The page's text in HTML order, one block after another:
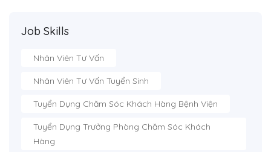
Job Skills
Nhân Viên Tư Vấn
Nhân Viên Tư Vấn Tuyển Sinh
Tuyển Dụng Chăm Sóc Khách Hàng Bệnh Viện
Tuyển Dụng Trưởng Phòng Chăm Sóc Khách
Hàng